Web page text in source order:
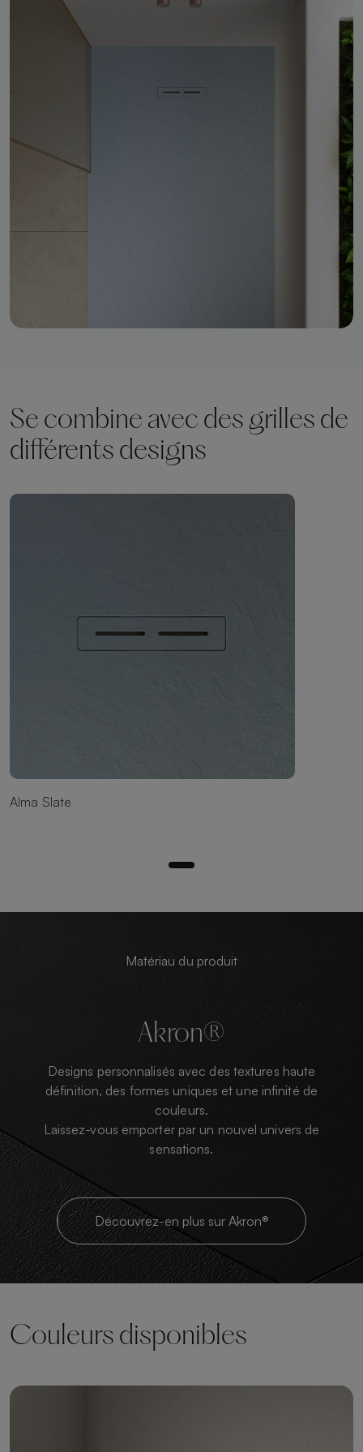
Se combine avec des grilles de
différents designs
Alma Slate
Matériau du produit
Akron®
Designs personnalisés avec des textures haute
définition, des formes uniques et une infinité de
couleurs.
Laissez-vous emporter par un nouvel univers de
sensations.
Découvrez-en plus sur Akron®
Couleurs disponibles